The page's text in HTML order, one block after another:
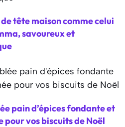
tête maison comme celui
savoureux et
pain d’épices fondante et
pour vos biscuits de Noël